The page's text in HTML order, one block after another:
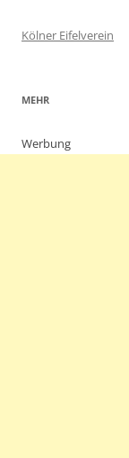
Kölner Eifelverein
MEHR
Werbung